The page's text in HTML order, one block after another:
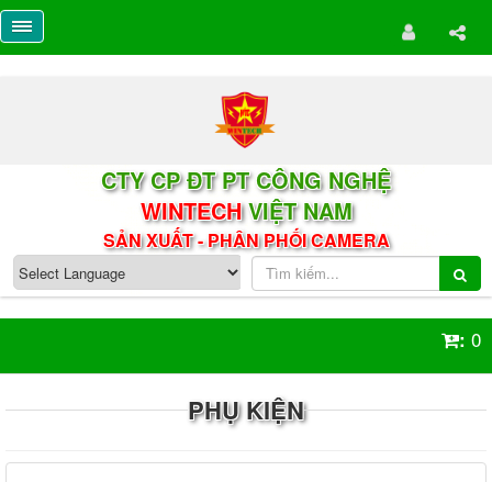
CTY CP ĐT PT CÔNG NGHỆ
WINTECHVIỆT NAM
SẢN XUẤT - PHÂN PHỐI CAMERA
: 0
PHỤ KIỆN